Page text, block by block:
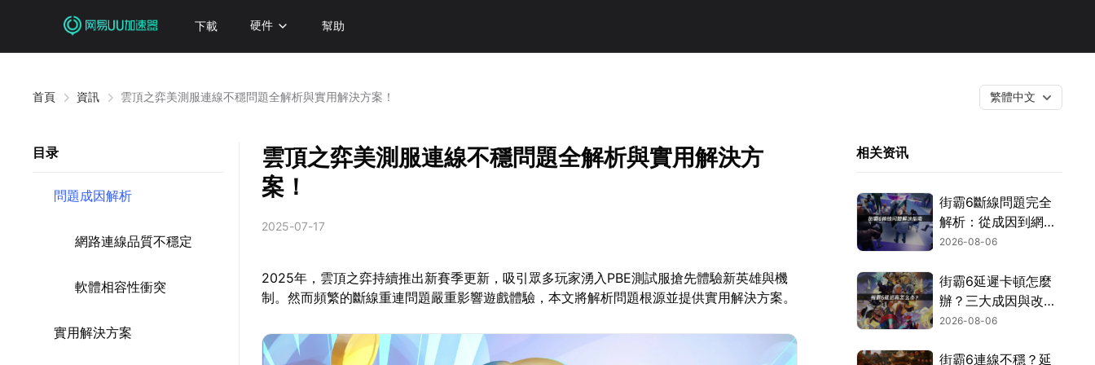
下載 硬件 幫助
首頁 資訊 雲頂之弈美測服連線不穩問題全解析與實用解決方案！ 繁體中文
目录
問題成因解析
網路連線品質不穩定
軟體相容性衝突
實用解決方案
雲頂之弈美測服連線不穩問題全解析與實用解決方
案！
2025-07-17
2025年，雲頂之弈持續推出新賽季更新，吸引眾多玩家湧入PBE測試服搶先體驗新英雄與機
制。然而頻繁的斷線重連問題嚴重影響遊戲體驗，本文將解析問題根源並提供實用解決方案。
相关资讯
街霸6斷線問題完全
解析：從成因到網路
優化的實用攻略！
2026-08-06
街霸6延遲卡頓怎麼
辦？三大成因與改善
對策！
2026-08-06
街霸6連線不穩？延